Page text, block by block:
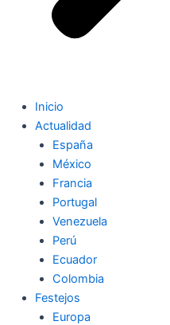
Inicio
Actualidad
España
México
Francia
Portugal
Venezuela
Perú
Ecuador
Colombia
Festejos
Europa